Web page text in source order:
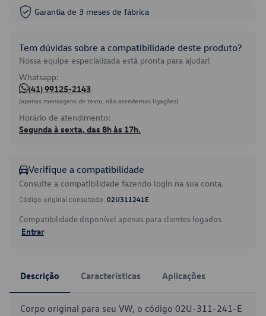
Garantia de 3 meses de fábrica
Tem dúvidas sobre a compatibilidade deste produto?
Nossa equipe especializada está pronta para ajudar!
Whatsapp:
(41) 99125-2143
(apenas mensagens de texto, não atendemos ligações)
Horário de atendimento:
Segunda à sexta, das 8h às 17h.
Verifique a compatibilidade
Consulte a compatibilidade fazendo login na sua conta.
Código original consultado: 02U311241E
Compatibilidade disponível apenas para clientes logados.
Entrar
Descrição Características Aplicações
Corpo original para seu VW, o código 02U-311-241-E